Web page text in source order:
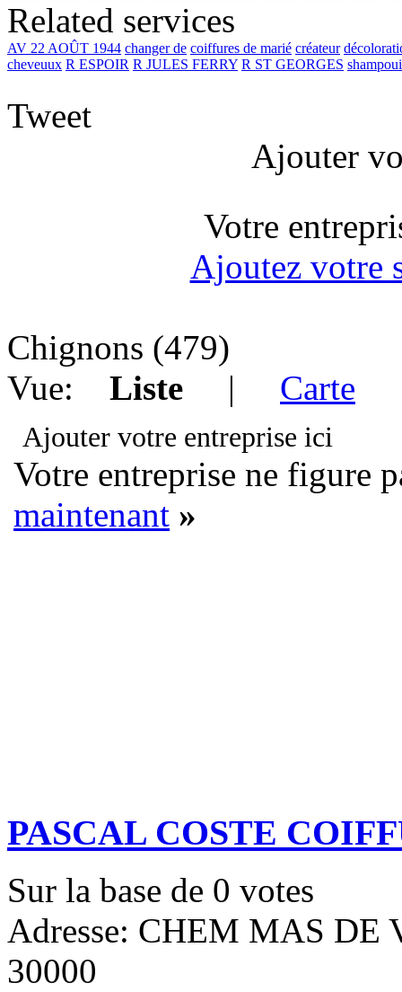
Related services
AV 22 AOÛT 1944 changer de coiffures de marié créateur
cheveuux R ESPOIR R JULES FERRY R ST GEORGES
Tweet
Ajouter
Votre
Ajoutez votre
Chignons (479)
Vue: Liste | Carte
Ajouter votre entreprise ici
Votre entreprise ne figure
maintenant »
PASCAL COSTE
Sur la base de 0 votes
Adresse: CHEM MAS DE
30000